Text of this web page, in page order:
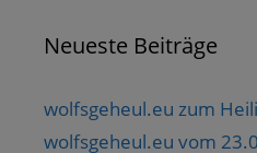
Neueste Beiträge
wolfsgeheul.eu zum
wolfsgeheul.eu vom